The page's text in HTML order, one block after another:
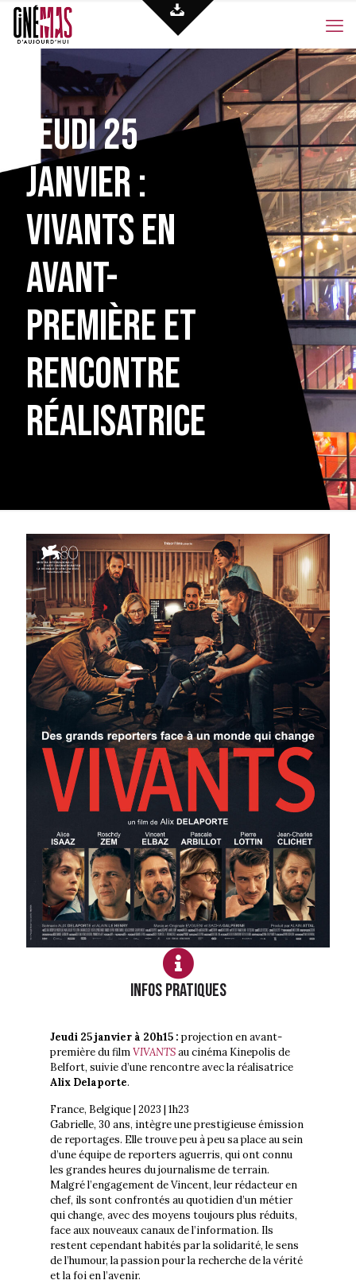
Jeudi 25
janvier :
Vivants en
avant-
première et
rencontre
réalisatrice
Infos PRATIQUES
Jeudi 25 janvier à 20h15 : projection en avant-
première du filmVIVANTSau cinéma Kinepolis de
Belfort, suivie d’une rencontre avec la réalisatrice
Alix Delaporte.
France, Belgique | 2023 | 1h23
Gabrielle, 30 ans, intègre une prestigieuse émission
de reportages. Elle trouve peu à peu sa place au sein
d’une équipe de reporters aguerris, qui ont connu
les grandes heures du journalisme de terrain.
Malgré l’engagement de Vincent, leur rédacteur en
chef, ils sont confrontés au quotidien d’un métier
qui change, avec des moyens toujours plus réduits,
face aux nouveaux canaux de l’information. Ils
restent cependant habités par la solidarité, le sens
de l’humour, la passion pour la recherche de la vérité
et la foi en l’avenir.